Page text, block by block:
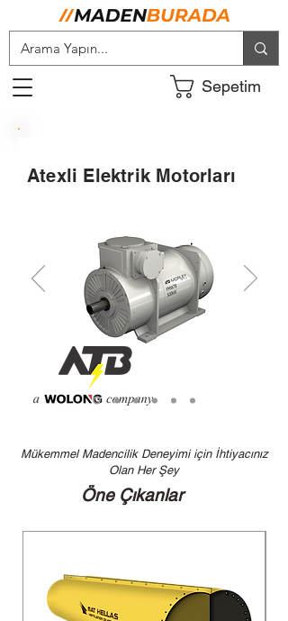
Sepetim
Atexli Elektrik Motorları
Mükemmel Madencilik Deneyimi için İhtiyacınız
Olan Her Şey
Öne Çıkanlar